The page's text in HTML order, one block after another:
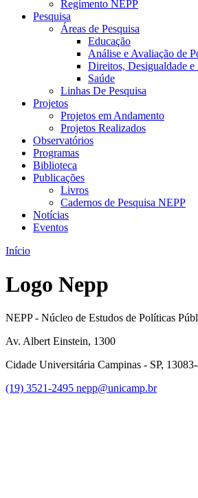
Regimento NEPP
Pesquisa
Áreas de Pesquisa
Educação
Análise e Avaliação de
Direitos, Desigualdade e
Saúde
Linhas De Pesquisa
Projetos
Projetos em Andamento
Projetos Realizados
Observatórios
Programas
Biblioteca
Publicações
Livros
Cadernos de Pesquisa NEPP
Notícias
Eventos
Início
Logo Nepp
NEPP - Núcleo de Estudos de Políticas
Av. Albert Einstein, 1300
Cidade Universitária Campinas - SP,
(19) 3521-2495 nepp@unicamp.br